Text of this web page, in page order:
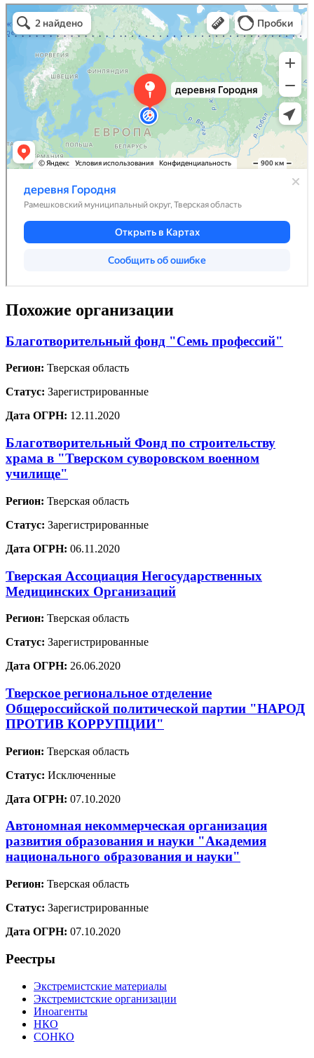
Похожие организации
Благотворительный фонд "Семь профессий"
Регион: Тверская область
Статус: Зарегистрированные
Дата ОГРН: 12.11.2020
Благотворительный Фонд по строительству
храма в "Тверском суворовском военном
училище"
Регион: Тверская область
Статус: Зарегистрированные
Дата ОГРН: 06.11.2020
Тверская Ассоциация Негосударственных
Медицинских Организаций
Регион: Тверская область
Статус: Зарегистрированные
Дата ОГРН: 26.06.2020
Тверское региональное отделение
Общероссийской политической партии "НАРОД
ПРОТИВ КОРРУПЦИИ"
Регион: Тверская область
Статус: Исключенные
Дата ОГРН: 07.10.2020
Автономная некоммерческая организация
развития образования и науки "Академия
национального образования и науки"
Регион: Тверская область
Статус: Зарегистрированные
Дата ОГРН: 07.10.2020
Реестры
Экстремистские материалы
Экстремистские организации
Иноагенты
НКО
СОНКО